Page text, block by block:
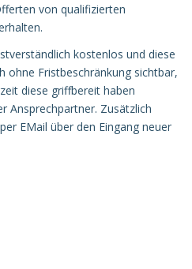
von qualifizierten
kostenlos und diese
ohne Fristbeschränkung sichtbar,
diese griffbereit haben
Ansprechpartner. Zusätzlich
EMail über den Eingang neuer